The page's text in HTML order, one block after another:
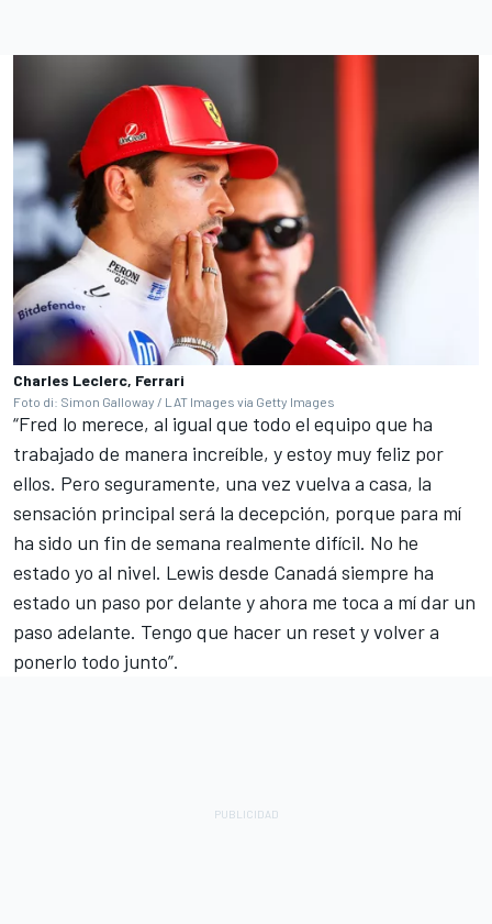
Charles Leclerc, Ferrari
Foto di: Simon Galloway / LAT Images via Getty Images
“Fred lo merece, al igual que todo el equipo que ha
trabajado de manera increíble, y estoy muy feliz por
ellos. Pero seguramente, una vez vuelva a casa, la
sensación principal será la decepción, porque para mí
ha sido un fin de semana realmente difícil. No he
estado yo al nivel. Lewis desde Canadá siempre ha
estado un paso por delante y ahora me toca a mí dar un
paso adelante. Tengo que hacer un reset y volver a
ponerlo todo junto”.